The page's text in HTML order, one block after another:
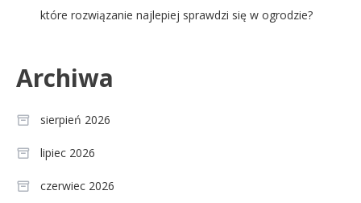
które rozwiązanie najlepiej sprawdzi się w ogrodzie?
Archiwa
sierpień 2026
lipiec 2026
czerwiec 2026